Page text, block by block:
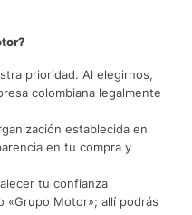
prioridad. Al elegirnos,
colombiana legalmente
establecida en
en tu compra y
tu confianza
«Grupo Motor»; allí podrás